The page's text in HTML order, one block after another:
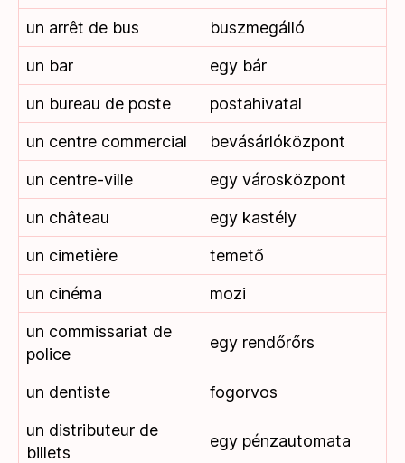
un arrêt de bus
buszmegálló
un bar
egy bár
un bureau de poste
postahivatal
un centre commercial
bevásárlóközpont
un centre-ville
egy városközpont
un château
egy kastély
un cimetière
temető
un cinéma
mozi
un commissariat de
police
egy rendőrőrs
un dentiste
fogorvos
un distributeur de
billets
egy pénzautomata